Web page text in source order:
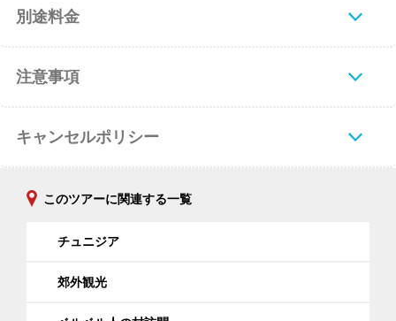
別途料金
注意事項
キャンセルポリシー
このツアーに関連する一覧
チュニジア
郊外観光